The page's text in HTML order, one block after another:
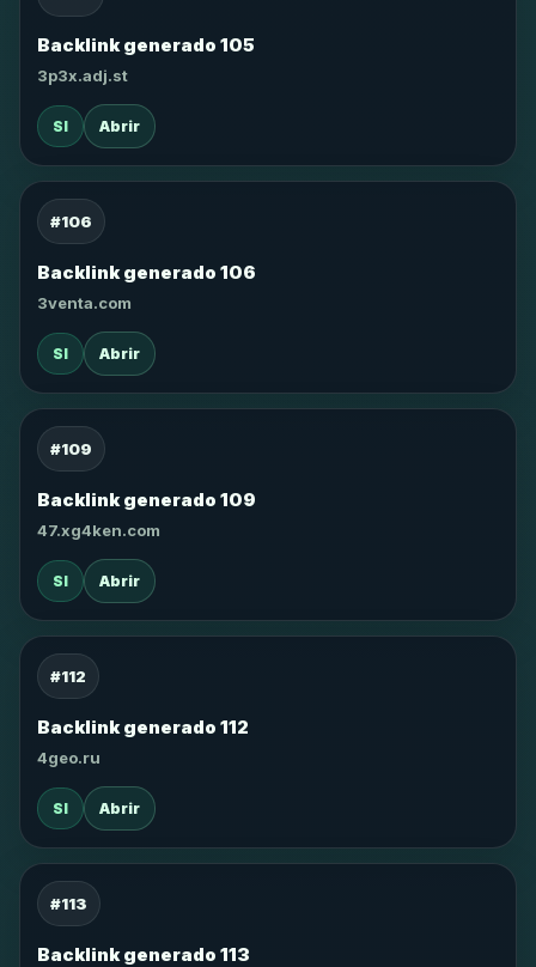
Backlink generado 105
3p3x.adj.st
SI Abrir
#106
Backlink generado 106
3venta.com
SI Abrir
#109
Backlink generado 109
47.xg4ken.com
SI Abrir
#112
Backlink generado 112
4geo.ru
SI Abrir
#113
Backlink generado 113